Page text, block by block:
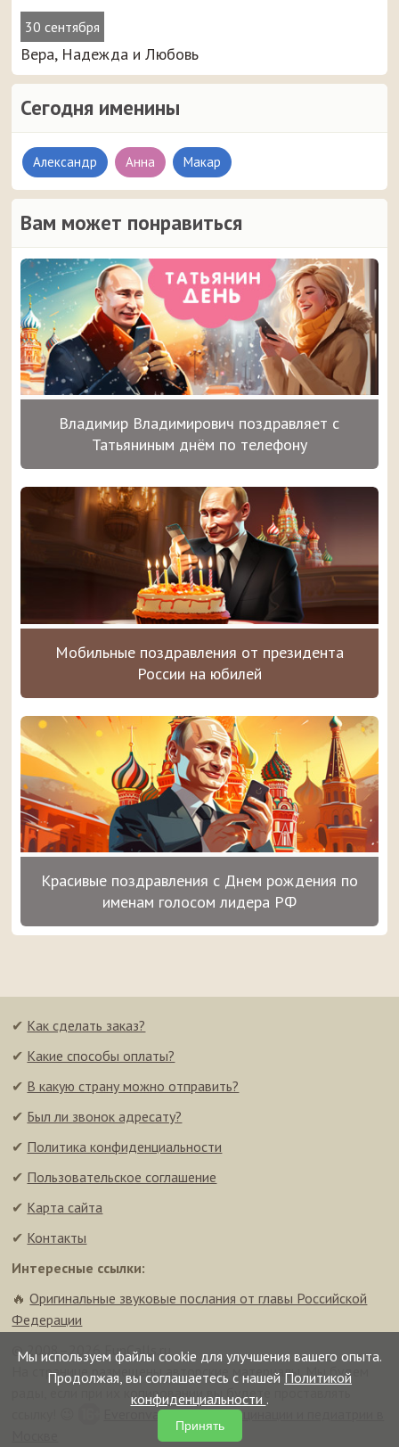
30 сентября
Вера, Надежда и Любовь
Сегодня именины
Александр Анна Макар
Вам может понравиться
Владимир Владимирович поздравляет с
Татьяниным днём по телефону
Мобильные поздравления от президента
России на юбилей
Красивые поздравления с Днем рождения по
именам голосом лидера РФ
Мы используем файлы cookie для улучшения вашего опыта.
Продолжая, вы соглашаетесь с нашей Политикой
конфиденциальности .
Принять
✔ Как сделать заказ?
✔ Какие способы оплаты?
✔ В какую страну можно отправить?
✔ Был ли звонок адресату?
✔ Политика конфиденциальности
✔ Пользовательское соглашение
✔ Карта сайта
✔ Контакты
Интересные ссылки:
🔥Оригинальные звуковые послания от главы Российской
Федерации
© 2008–2026 FunCalls.ru
На странице размещены авторские материалы. Мы будем
рады, если при их копировании вы будете проставлять
Everonvax — центр вакцинации и педиатрии в